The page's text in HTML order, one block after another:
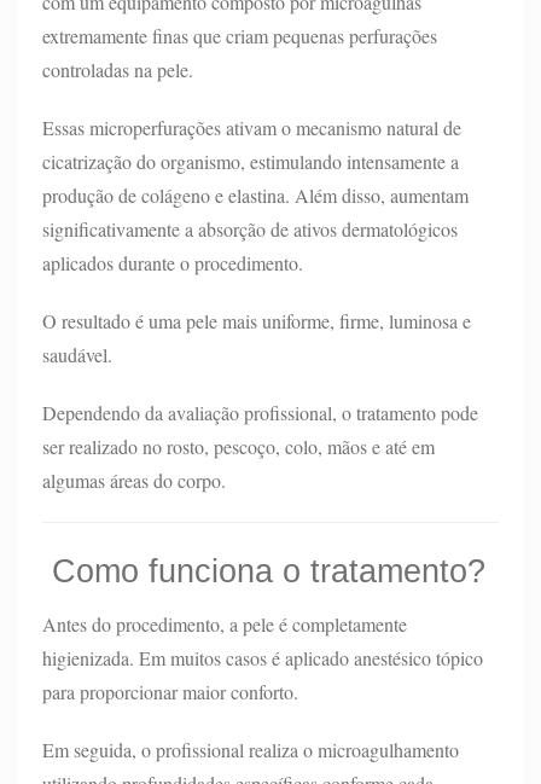
extremamente finas que criam pequenas perfurações
controladas na pele.
Essas microperfurações ativam o mecanismo natural de
cicatrização do organismo, estimulando intensamente a
produção de colágeno e elastina. Além disso, aumentam
significativamente a absorção de ativos dermatológicos
aplicados durante o procedimento.
O resultado é uma pele mais uniforme, firme, luminosa e
saudável.
Dependendo da avaliação profissional, o tratamento pode
ser realizado no rosto, pescoço, colo, mãos e até em
algumas áreas do corpo.
Como funciona o tratamento?
Antes do procedimento, a pele é completamente
higienizada. Em muitos casos é aplicado anestésico tópico
para proporcionar maior conforto.
Em seguida, o profissional realiza o microagulhamento